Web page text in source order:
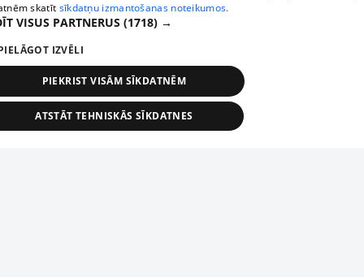
skatīt sīkdatņu izmantošanas noteikumos.
VISUS PARTNERUS (1718) →
IZVĒLI
PIEKRIST VISĀM SĪKDATNĒM
ATSTĀT TEHNISKĀS SĪKDATNES